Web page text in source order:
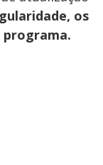
os
programa.